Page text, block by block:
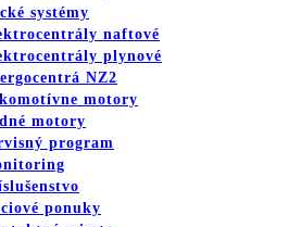
systémy
naftové
plynové
NZ2
motory
motory
program
ponuky